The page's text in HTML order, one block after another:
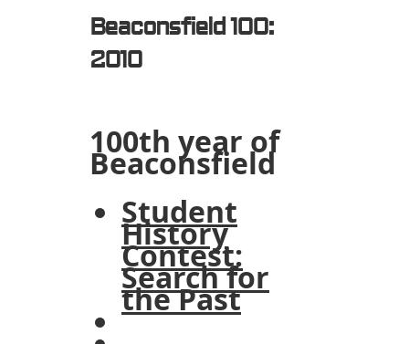
Beaconsfield 100:
2010
100th year of
Beaconsfield
Student
History
Contest:
Search for
the Past